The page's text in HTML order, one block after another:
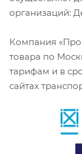
организаций:
Компания
товара по
тарифам и в
сайтах